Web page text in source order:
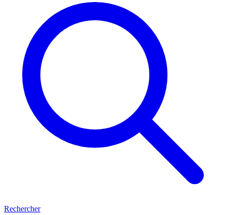
Rechercher